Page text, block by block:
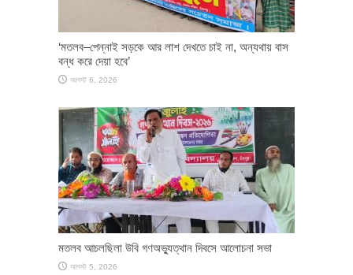
‘মতলব–পেন্নাই সড়কে আর লাশ দেখতে চাই না, অন্যথায় বাস
বন্ধ করে দেয়া হবে’
আগস্ট 6, 2026
মতলব আচলছিলা উবি গণঅভ্যুত্থান দিবসে আলোচনা সভা
আগস্ট 5, 2026